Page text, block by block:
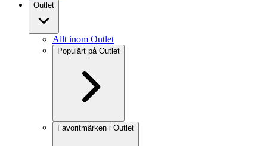
Outlet
Allt inom Outlet
Populärt på Outlet
Favoritmärken i Outlet